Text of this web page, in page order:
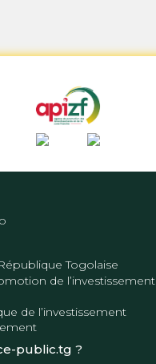
Togolaise
de l’investissement
de l’investissement
public.tg ?